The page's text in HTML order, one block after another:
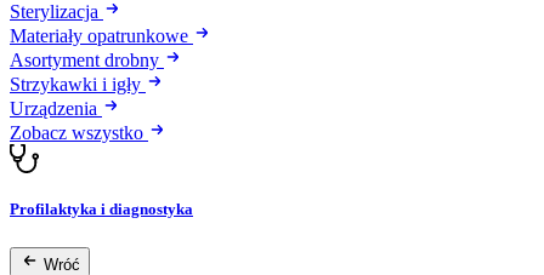
Sterylizacja
Materiały opatrunkowe
Asortyment drobny
Strzykawki i igły
Urządzenia
Zobacz wszystko
Profilaktyka i diagnostyka
Wróć